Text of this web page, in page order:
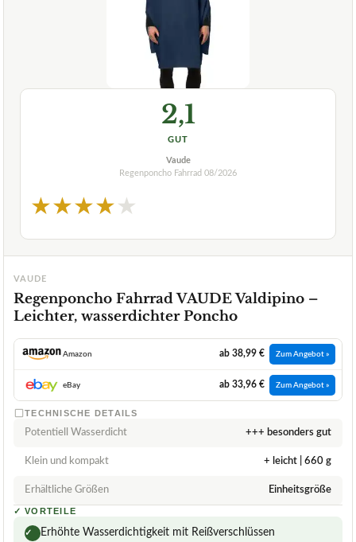
2,1
GUT
Vaude
Regenponcho Fahrrad 08/2026
★★★★★
VAUDE
Regenponcho Fahrrad VAUDE Valdipino –
Leichter, wasserdichter Poncho
Amazon ab 38,99 € Zum Angebot »
eBay ab 33,96 € Zum Angebot »
TECHNISCHE DETAILS
Potentiell Wasserdicht +++ besonders gut
Klein und kompakt + leicht | 660 g
Erhältliche Größen Einheitsgröße
✓ VORTEILE
✓ Erhöhte Wasserdichtigkeit mit Reißverschlüssen